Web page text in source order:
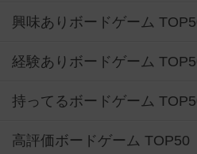
興味ありボードゲーム
経験ありボードゲーム
持ってるボードゲーム
高評価ボードゲーム TOP50